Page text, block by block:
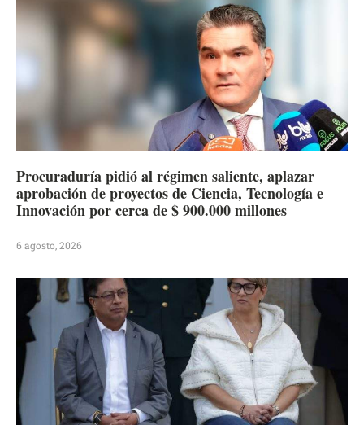
Procuraduría pidió al régimen saliente, aplazar
aprobación de proyectos de Ciencia, Tecnología e
Innovación por cerca de $ 900.000 millones
6 agosto, 2026